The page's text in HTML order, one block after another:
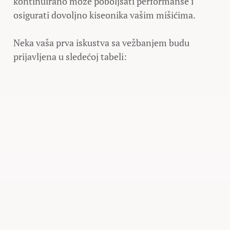
osigurati dovoljno kiseonika vašim mišićima.
Neka vaša prva iskustva sa vežbanjem budu
prijavljena u sledećoj tabeli: